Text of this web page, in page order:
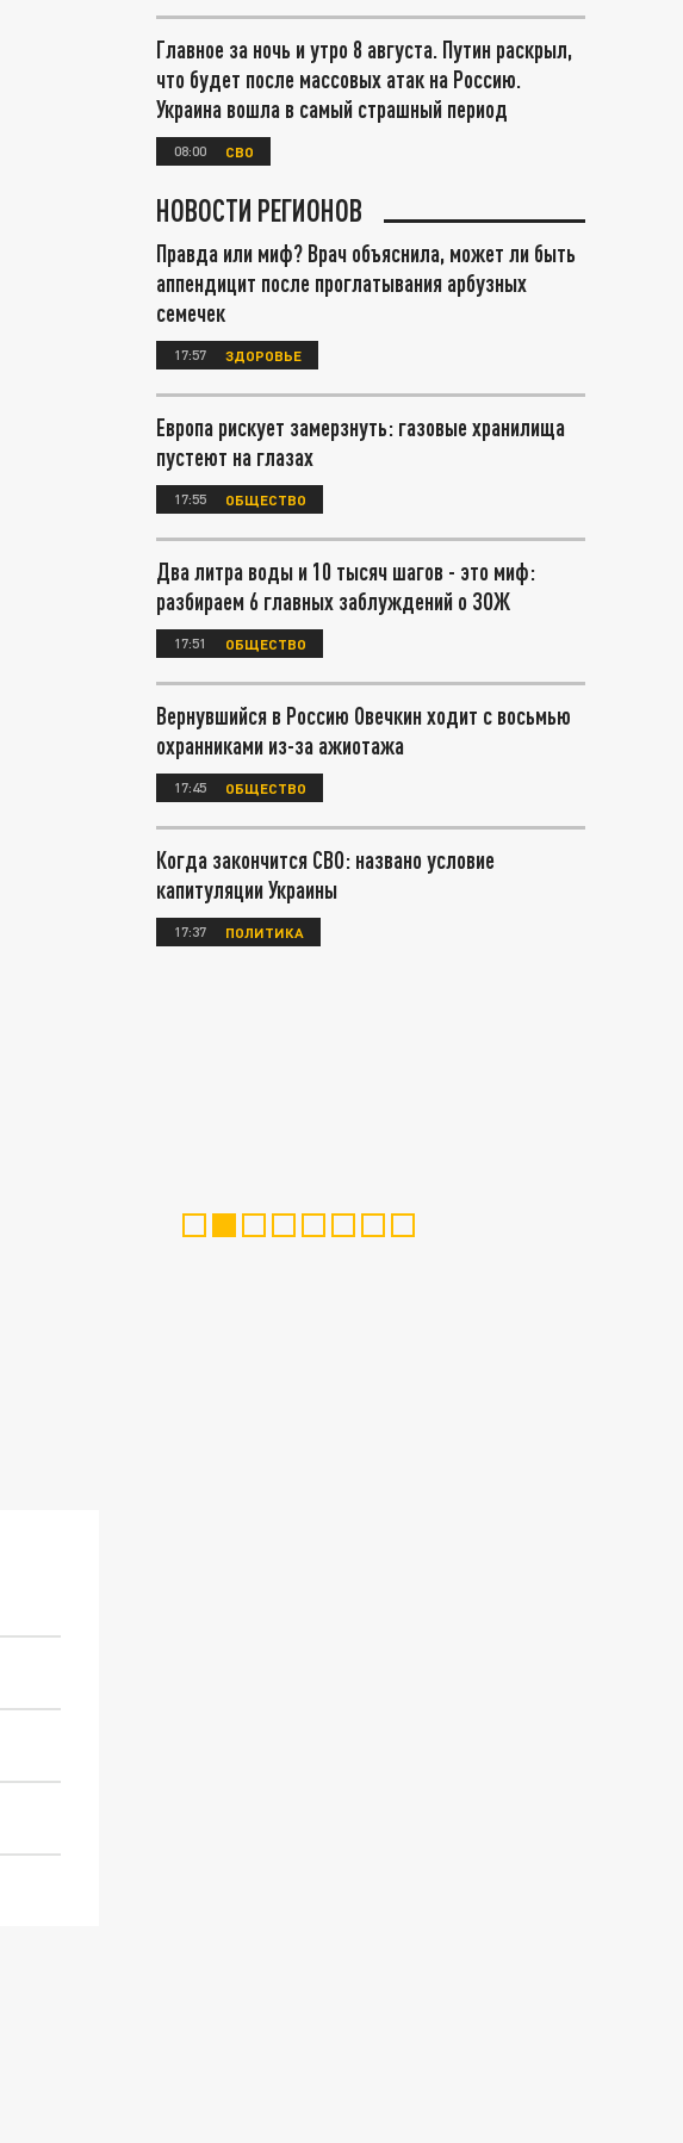
Главное за ночь и утро 8 августа. Путин раскрыл,
что будет после массовых атак на Россию.
Украина вошла в самый страшный период
08:00 СВО
НОВОСТИ РЕГИОНОВ
Правда или миф? Врач объяснила, может ли быть
аппендицит после проглатывания арбузных
семечек
17:57 ЗДОРОВЬЕ
Европа рискует замерзнуть: газовые хранилища
пустеют на глазах
17:55 ОБЩЕСТВО
Два литра воды и 10 тысяч шагов - это миф:
разбираем 6 главных заблуждений о ЗОЖ
17:51 ОБЩЕСТВО
Вернувшийся в Россию Овечкин ходит с восьмью
охранниками из-за ажиотажа
17:45 ОБЩЕСТВО
Когда закончится СВО: названо условие
капитуляции Украины
17:37 ПОЛИТИКА